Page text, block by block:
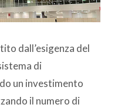
dall’esigenza del
di
un investimento
il numero di